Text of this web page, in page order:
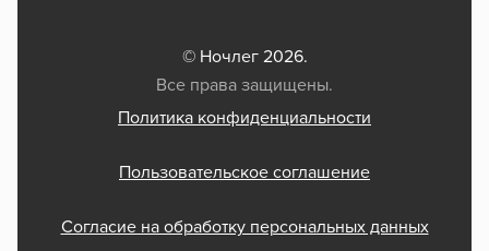
© Ночлег 2026.
Все права защищены.
Политика конфиденциальности
Пользовательское соглашение
Согласие на обработку персональных данных